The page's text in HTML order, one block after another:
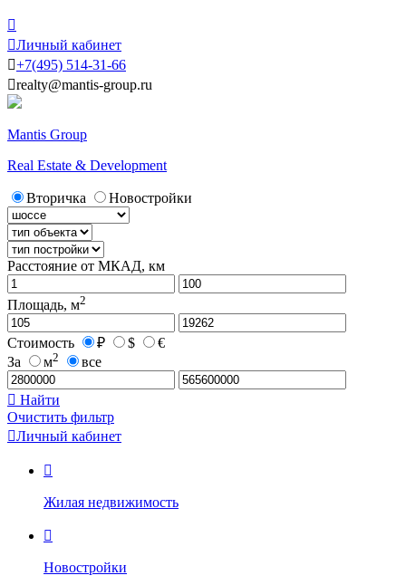

Личный кабинет
+7(495) 514-31-66
realty@mantis-group.ru
Mantis Group
Real Estate & Development
Вторичка Новостройки
Расстояние от МКАД, км
Площадь, м2
Стоимость ₽ $
€
За
м2 все
 Найти
Очистить фильтр
Личный кабинет

Жилая недвижимость

Новостройки